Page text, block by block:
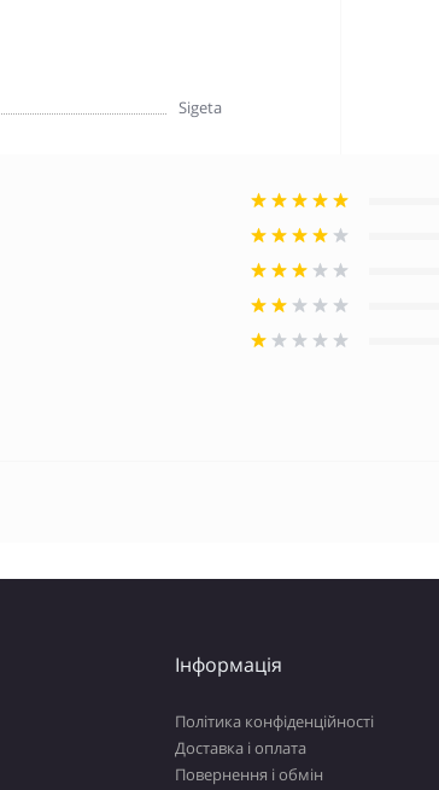
Sigeta
Інформація
Політика конфіденційності
Доставка і оплата
Повернення і обмін